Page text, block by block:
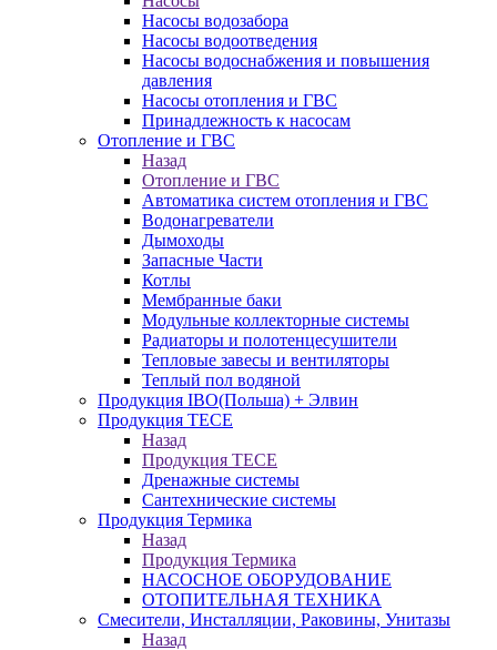
Насосы водозабора
Насосы водоотведения
Насосы водоснабжения и повышения
давления
Насосы отопления и ГВС
Принадлежность к насосам
Отопление и ГВС
Назад
Отопление и ГВС
Автоматика систем отопления и ГВС
Водонагреватели
Дымоходы
Запасные Части
Котлы
Мембранные баки
Модульные коллекторные системы
Радиаторы и полотенцесушители
Тепловые завесы и вентиляторы
Теплый пол водяной
Продукция IBO(Польша) + Элвин
Продукция TECE
Назад
Продукция TECE
Дренажные системы
Сантехнические системы
Продукция Термика
Назад
Продукция Термика
НАСОСНОЕ ОБОРУДОВАНИЕ
ОТОПИТЕЛЬНАЯ ТЕХНИКА
Смесители, Инсталляции, Раковины, Унитазы
Назад